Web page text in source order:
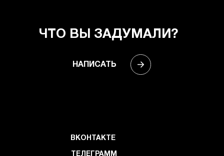
ЧТО ВЫ ЗАДУМАЛИ?
НАПИСАТЬ
ТЕЛЕГРАММ
ВКОНТАКТЕ